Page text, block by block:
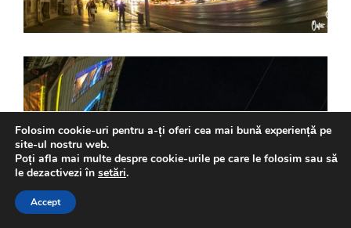
Folosim cookie-uri pentru a-ți oferi cea mai bună experiență pe
site-ul nostru web.
Poți afla mai multe despre cookie-urile pe care le folosim sau să
le dezactivezi în setări.
Accept